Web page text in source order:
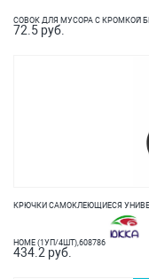
СОВОК ДЛЯ МУСОРА С КРОМКОЙ
72.5 руб.
КРЮЧКИ САМОКЛЕЮЩИЕСЯ
HOME (1УП/4ШТ),608786
434.2 руб.